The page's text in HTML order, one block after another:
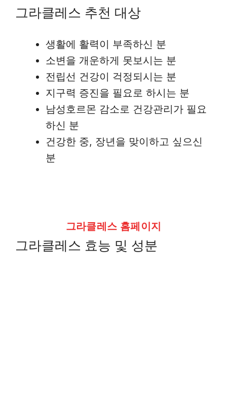
그라클레스 추천 대상
생활에 활력이 부족하신 분
소변을 개운하게 못보시는 분
전립선 건강이 걱정되시는 분
지구력 증진을 필요로 하시는 분
남성호르몬 감소로 건강관리가 필요
하신 분
건강한 중, 장년을 맞이하고 싶으신
분
그라클레스 홈페이지
그라클레스 효능 및 성분